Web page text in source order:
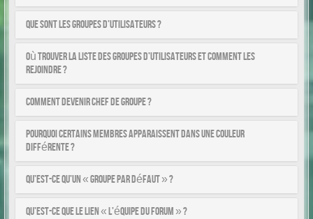
Que sont les groupes d’utilisateurs ?
Où trouver la liste des groupes d’utilisateurs et comment les
rejoindre ?
Comment devenir chef de groupe ?
Pourquoi certains membres apparaissent dans une couleur
différente ?
Qu’est-ce qu’un « Groupe par défaut » ?
Qu’est-ce que le lien « L’équipe du forum » ?